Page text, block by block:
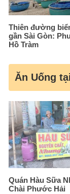
Thiên đường
gần Sài Gòn:
Hồ Tràm
Ăn Uống
Quán Hàu Sữa
Chài Phước Hải